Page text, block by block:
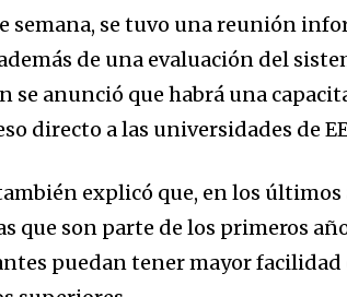
semana, se tuvo una reunión
de una evaluación del
se anunció que habrá una
directo a las universidades de
explicó que, en los
que son parte de los primeros
puedan tener mayor facilidad